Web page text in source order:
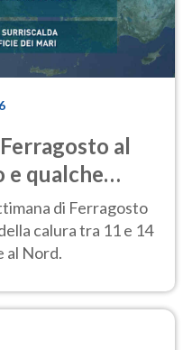
al
e qualche
di Ferragosto
calura tra 11 e 14
al Nord.